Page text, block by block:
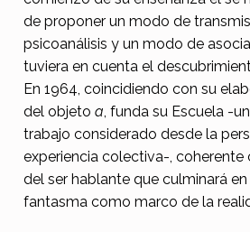
r
a
l
a
e
l
a
de proponer un modo de
psicoanálisis y un modo de
tuviera en cuenta el
En 1964, coincidiendo con su
del objeto a, funda su Escuela -
trabajo considerado desde la
experiencia colectiva-, coherente
del ser hablante que culminará
fantasma como marco de la